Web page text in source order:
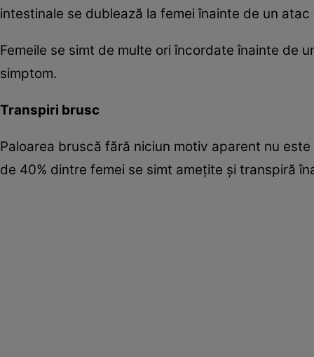
intestinale se dublează la femei înainte de un
Femeile se simt de multe ori încordate înainte de
simptom.
Transpiri brusc
Paloarea bruscă fără niciun motiv aparent nu
de 40% dintre femei se simt ameţite şi transpiră